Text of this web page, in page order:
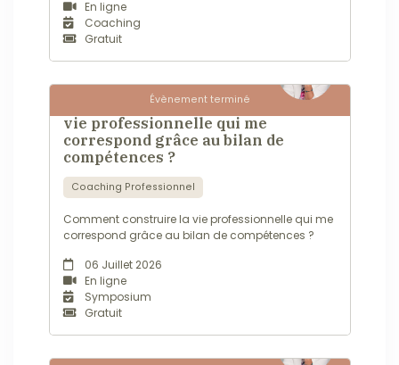
En ligne
Coaching
Gratuit
Évènement terminé
webinaire - Comment construire la
vie professionnelle qui me
correspond grâce au bilan de
compétences ?
Coaching Professionnel
Comment construire la vie professionnelle qui me
correspond grâce au bilan de compétences ?
06 Juillet 2026
En ligne
Symposium
Gratuit